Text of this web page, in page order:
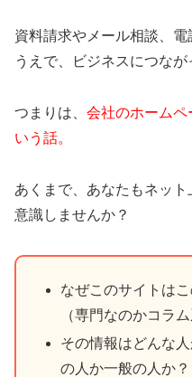
資料請求やメール相談、
うえで、ビジネスにつなが
つまりは、 会社のホームペ
いう話。
あくまで、あなたもネッ
意識しませんか？
なぜこのサイトは
（専門なのかコラム
その情報はどんな
の人か一般の人か？